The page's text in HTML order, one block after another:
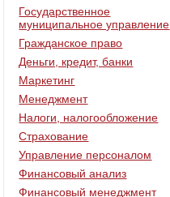
Государственное
муниципальное управление
Гражданское право
Деньги, кредит, банки
Маркетинг
Менеджмент
Налоги, налогообложение
Страхование
Управление персоналом
Финансовый анализ
Финансовый менеджмент